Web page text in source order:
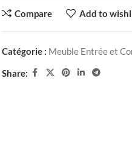
Compare Add to
Catégorie : Meuble Entrée et
Share: